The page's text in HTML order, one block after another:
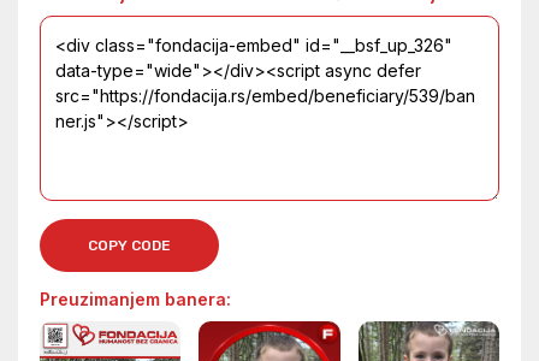
COPY CODE
Preuzimanjem banera: